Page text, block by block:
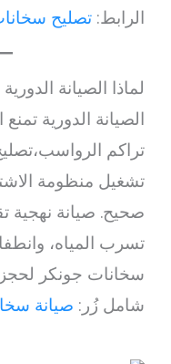
الرابط:تصليح
لماذا الصيانة
الصيانة الدورية
تراكم
تشغيل منظومة
صحيح. صيانة نهجية
تسرب المياه،
سخانات جونكر
شامل زُر: صيانة